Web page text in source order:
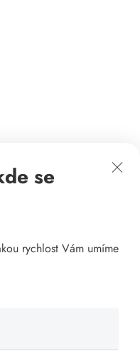
se
rychlost Vám umíme